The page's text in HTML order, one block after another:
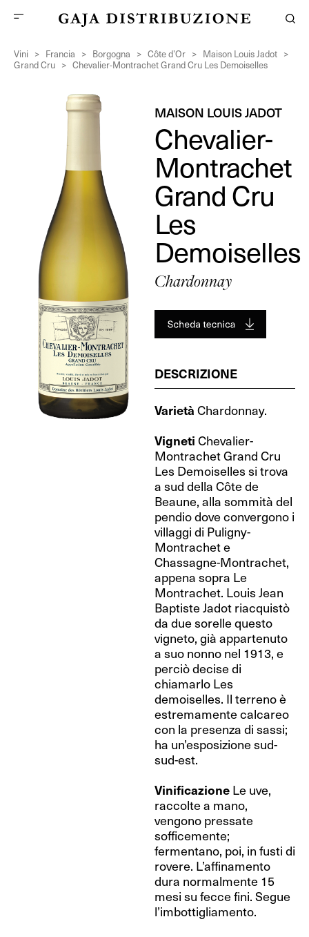
Vini > Francia > Borgogna > Côte d’Or > Maison Louis Jadot >
Grand Cru > Chevalier-Montrachet Grand Cru Les Demoiselles
MAISON LOUIS JADOT
Chevalier-
Montrachet
Grand Cru
Les
Demoiselles
Chardonnay
DESCRIZIONE
Varietà Chardonnay.
Vigneti Chevalier-
Montrachet Grand Cru
Les Demoiselles si trova
a sud della Côte de
Beaune, alla sommità del
pendio dove convergono i
villaggi di Puligny-
Montrachet e
Chassagne-Montrachet,
appena sopra Le
Montrachet. Louis Jean
Baptiste Jadot riacquistò
da due sorelle questo
vigneto, già appartenuto
a suo nonno nel 1913, e
perciò decise di
chiamarlo Les
demoiselles. Il terreno è
estremamente calcareo
con la presenza di sassi;
ha un’esposizione sud-
sud-est.
Vinificazione Le uve,
raccolte a mano,
vengono pressate
sofficemente;
fermentano, poi, in fusti di
rovere. L’affinamento
dura normalmente 15
mesi su fecce fini. Segue
l’imbottigliamento.